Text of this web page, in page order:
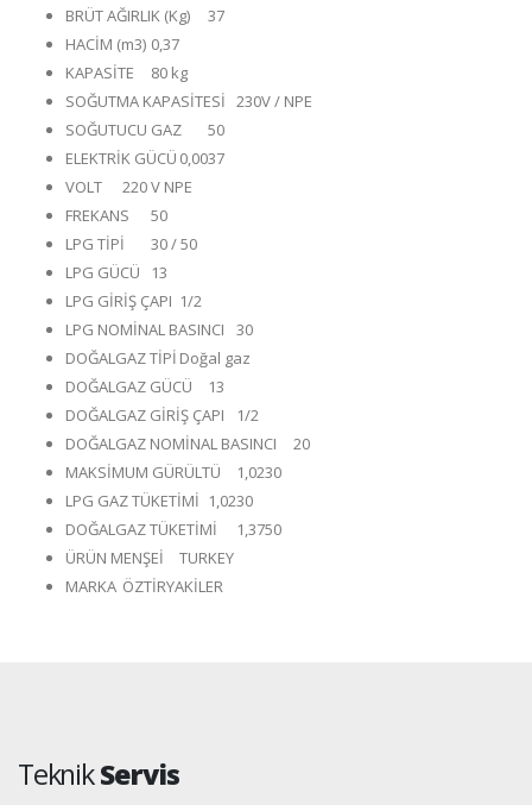
BRÜT AĞIRLIK (Kg)
37
HACİM (m3) 0,37
KAPASİTE
80 kg
SOĞUTMA KAPASİTESİ 230V / NPE
SOĞUTUCU GAZ
50
ELEKTRİK GÜCÜ 0,0037
VOLT
220 V NPE
FREKANS
50
LPG TİPİ
30 / 50
LPG GÜCÜ
13
LPG GİRİŞ ÇAPI 1/2
LPG NOMİNAL BASINCI
30
DOĞALGAZ TİPİ Doğal gaz
DOĞALGAZ GÜCÜ
13
DOĞALGAZ GİRİŞ ÇAPI
1/2
DOĞALGAZ NOMİNAL BASINCI
20
MAKSİMUM GÜRÜLTÜ
1,0230
LPG GAZ TÜKETİMİ 1,0230
DOĞALGAZ TÜKETİMİ
1,3750
ÜRÜN MENŞEİ
TURKEY
MARKA ÖZTİRYAKİLER
TeknikServis